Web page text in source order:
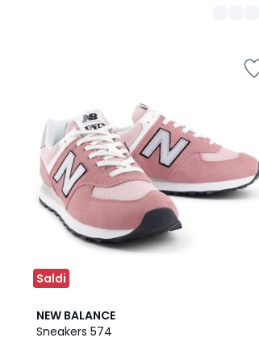
Saldi
NEW BALANCE
Sneakers 574
5
/
3
Colori